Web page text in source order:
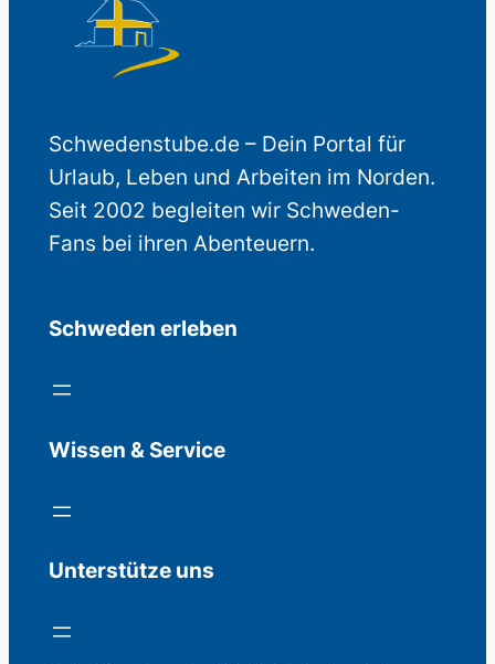
Schwedenstube.de – Dein Portal für
Urlaub, Leben und Arbeiten im Norden.
Seit 2002 begleiten wir Schweden-
Fans bei ihren Abenteuern.
Schweden erleben
Wissen & Service
Unterstütze uns